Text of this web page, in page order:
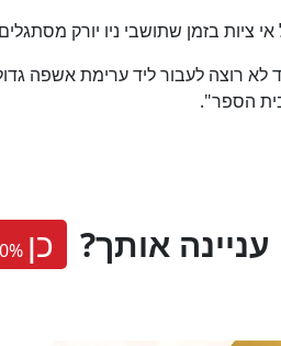
ציות בזמן שתושבי ניו יורק
רוצה לעבור ליד ערימת אשפה
הספר".
% כן אותך